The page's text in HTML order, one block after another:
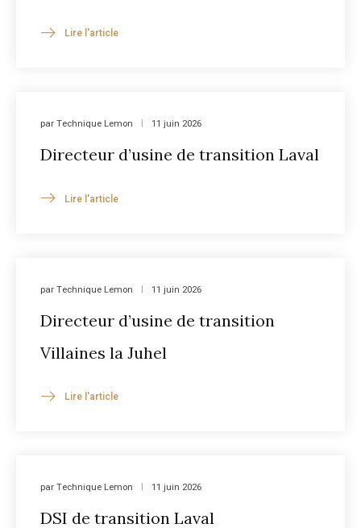
Lire l'article
parTechnique Lemon 11 juin 2026
Directeur d’usine de transition Laval
Lire l'article
parTechnique Lemon 11 juin 2026
Directeur d’usine de transition
Villaines la Juhel
Lire l'article
parTechnique Lemon 11 juin 2026
DSI de transition Laval